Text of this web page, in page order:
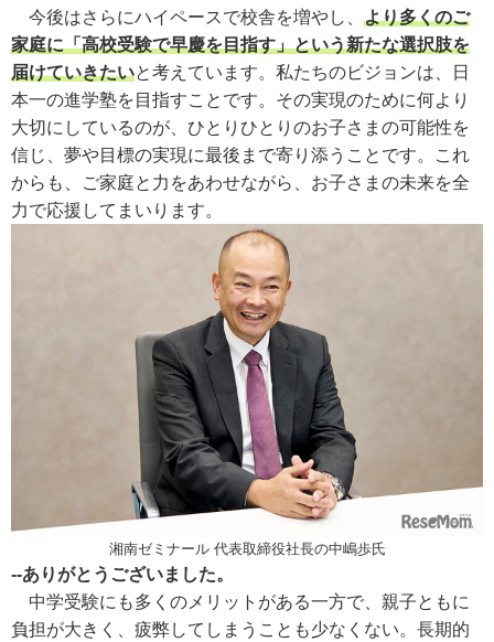
今後はさらにハイペースで校舎を増やし、 より多くのご
家庭に「高校受験で早慶を目指す」という新たな選択肢を
届けていきたいと考えています。私たちのビジョンは、日
本一の進学塾を目指すことです。その実現のために何より
大切にしているのが、ひとりひとりのお子さまの可能性を
信じ、夢や目標の実現に最後まで寄り添うことです。これ
からも、ご家庭と力をあわせながら、お子さまの未来を全
力で応援してまいります。
湘南ゼミナール 代表取締役社長の中嶋歩氏
--ありがとうございました。
中学受験にも多くのメリットがある一方で、親子ともに
負担が大きく、疲弊してしまうことも少なくない。長期的